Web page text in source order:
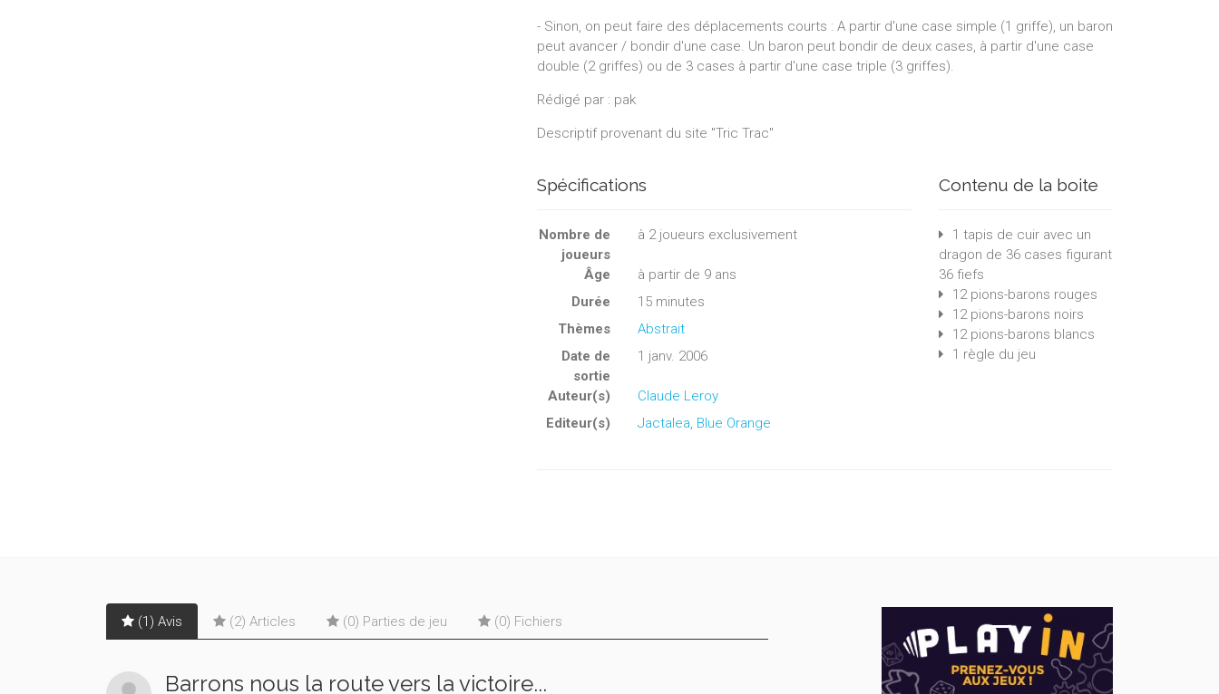
- Sinon, on peut faire des déplacements courts : A partir d'une case simple (1 griffe), un baron
peut avancer / bondir d'une case. Un baron peut bondir de deux cases, à partir d'une case
double (2 griffes) ou de 3 cases à partir d'une case triple (3 griffes).
Rédigé par : pak
Descriptif provenant du site "Tric Trac"
Spécifications
Nombre de
joueurs
à 2joueurs exclusivement
Âge
à partir de 9 ans
Durée
15 minutes
Thèmes
Abstrait
Date de
sortie
1 janv. 2006
Auteur(s)
Claude Leroy
Editeur(s)
Jactalea, Blue Orange
Contenu de la boite
1 tapis de cuir avec un
dragon de 36 cases figurant
36 fiefs
12 pions-barons rouges
12 pions-barons noirs
12 pions-barons blancs
1 règle du jeu
(1) Avis (2) Articles (0) Parties de jeu (0) Fichiers
Barrons nous la route vers la victoire...